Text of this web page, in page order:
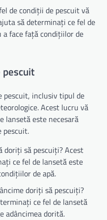
de condiții de pescuit vă
să determinați ce fel de
a face față condițiilor de
pescuit, inclusiv tipul de
Acest lucru vă
lansetă este necesară
pescuit.
doriți să pescuiți? Acest
ce fel de lansetă este
de apă.
doriți să pescuiți?
ce fel de lansetă
adâncimea dorită.